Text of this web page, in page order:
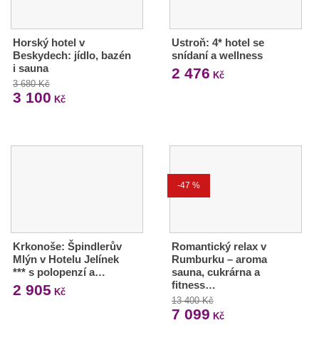
Horský hotel v
Beskydech: jídlo, bazén
i sauna
3 680 Kč
3 100 Kč
Ustroň: 4* hotel se
snídaní a wellness
2 476 Kč
Krkonoše: Špindlerův
Mlýn v Hotelu Jelínek
*** s polopenzí a…
2 905 Kč
-47 %
Romantický relax v
Rumburku – aroma
sauna, cukrárna a
fitness…
13 400 Kč
7 099 Kč